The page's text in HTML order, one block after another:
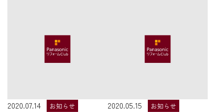
2020.07.14 お知らせ 2020.05.15 お知らせ